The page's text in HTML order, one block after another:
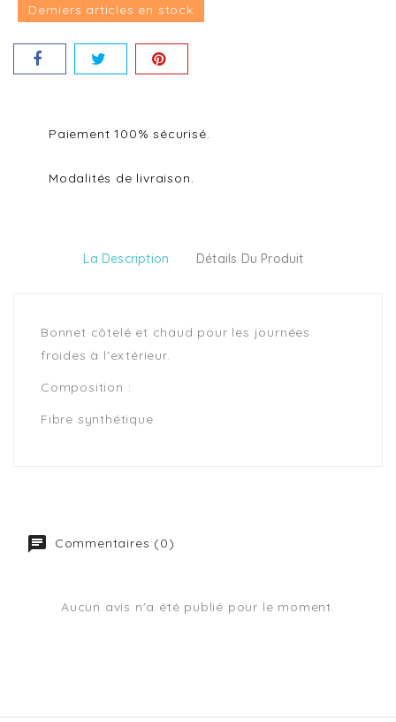
Derniers articles en stock
Paiement 100% sécurisé.
Modalités de livraison.
La Description Détails Du Produit
Bonnet côtelé et chaud pour les journées
froides à l'extérieur.
Composition :
Fibre synthétique
Commentaires (0)
Aucun avis n'a été publié pour le moment.